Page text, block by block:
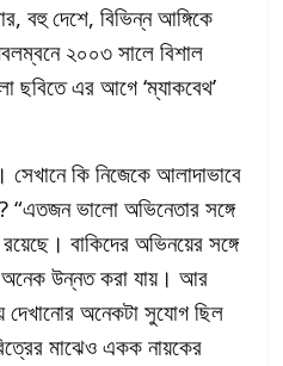
বহু দেশে, বিভিন্ন আঙ্গিকে
২০০৩ সালে বিশাল
ছবিতে এর আগে ‘ম্যাকবেথ’
সেখানে কি নিজেকে আলাদাভাবে
“এতজন ভালো অভিনেতার সঙ্গে
বাকিদের অভিনয়ের সঙ্গে
অনেক উন্নত করা যায়। আর
দেখানোর অনেকটা সুযোগ ছিল
মাঝেও একক নায়কের